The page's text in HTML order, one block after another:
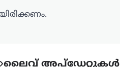
ലൈവ് അപ്‌ഡേറ്റുകൾ